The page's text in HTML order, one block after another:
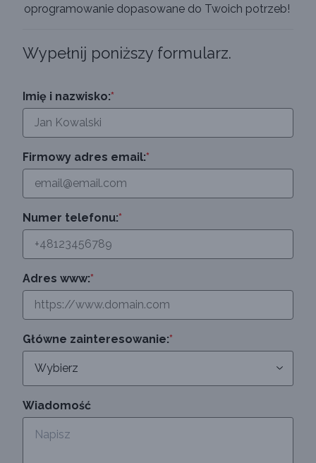
oprogramowanie dopasowane do Twoich potrzeb!
Wypełnij poniższy formularz.
Imię i nazwisko:*
Firmowy adres email:*
Numer telefonu:*
Adres www:*
Główne zainteresowanie:*
Wiadomość